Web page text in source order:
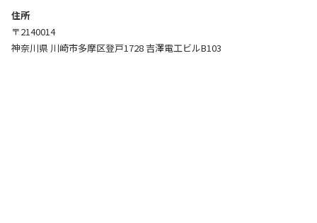
住所
〒2140014
神奈川県 川崎市多摩区登戸1728 吉澤電工ビルB103